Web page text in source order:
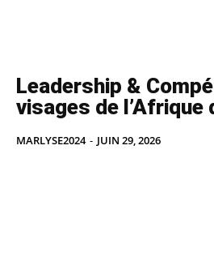
Leadership &
visages de l’Afrique
MARLYSE2024 - JUIN 29, 2026